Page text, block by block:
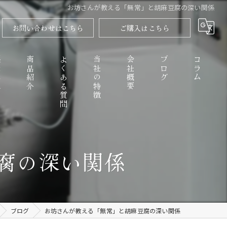
お坊さんが教える「無常」と胡麻豆腐の深い関係
お問い合わせはこちら ご購入はこちら
商品紹介 よくある質問 当社の特徴
精進料理
お取り寄せ
会社概要 ブログ コラム
の深い関係
ブログ お坊さんが教える「無常」と胡麻豆腐の深い関係